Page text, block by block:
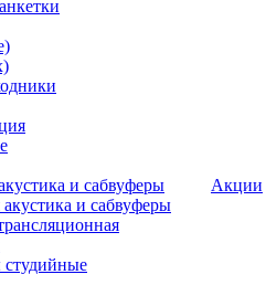
и сабвуферы
и сабвуферы
Акции